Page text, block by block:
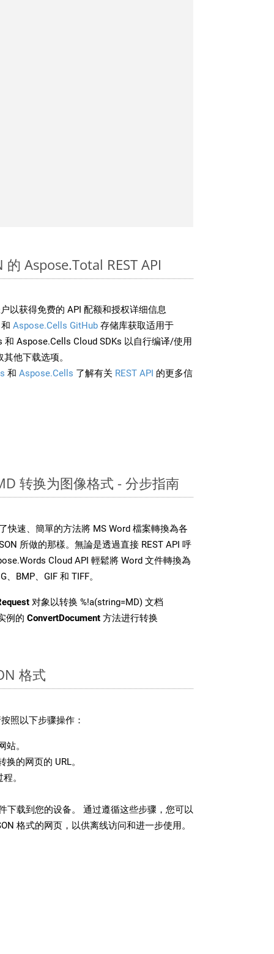
Aspose.Total REST API
以获得免费的 API 配额和授权详细信息
和 Aspose.Cells GitHub 存储库获取适用于
和 Aspose.Cells Cloud SDKs 以自行编译/使用
其他下载选项。
和 Aspose.Cells 了解有关 REST API 的更多信
转换为图像格式 - 分步指南
快速、簡單的方法將 MS Word 檔案轉換為各
所做的那樣。無論是透過直接 REST API 呼
Cloud API 輕鬆將 Word 文件轉換為
BMP、GIF 和 TIFF。
对象以转换 %!a(string=MD) 文档
例的 ConvertDocument 方法进行转换
格式
照以下步骤操作：
站。
的网页的 URL。
。
下载到您的设备。 通过遵循这些步骤，您可以
格式的网页，以供离线访问和进一步使用。